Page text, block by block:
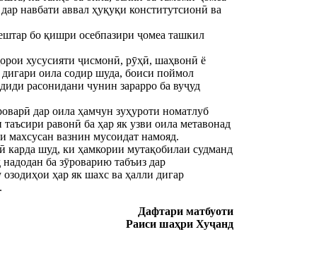
навбати аввал ҳуқуқи конститутсионӣ ва
бо қишри осебпазири ҷомеа ташкил
хусусияти ҷисмонӣ, рӯҳӣ, шаҳвонӣ ё
оила содир шуда, боиси поймол
расонидани чунин зарарро ба вуҷуд
дар оила ҳамчун зуҳуроти номатлуб
равонӣ ба ҳар як узви оила метавонад
махсусан вазнин мусоидат намояд.
шуд, ки ҳамкории мутақобилаи судманд
ба зӯроварию табъиз дар
ҳар як шахс ва ҳалли дигар
Дафтари матбуоти
Раиси шаҳри Хуҷанд